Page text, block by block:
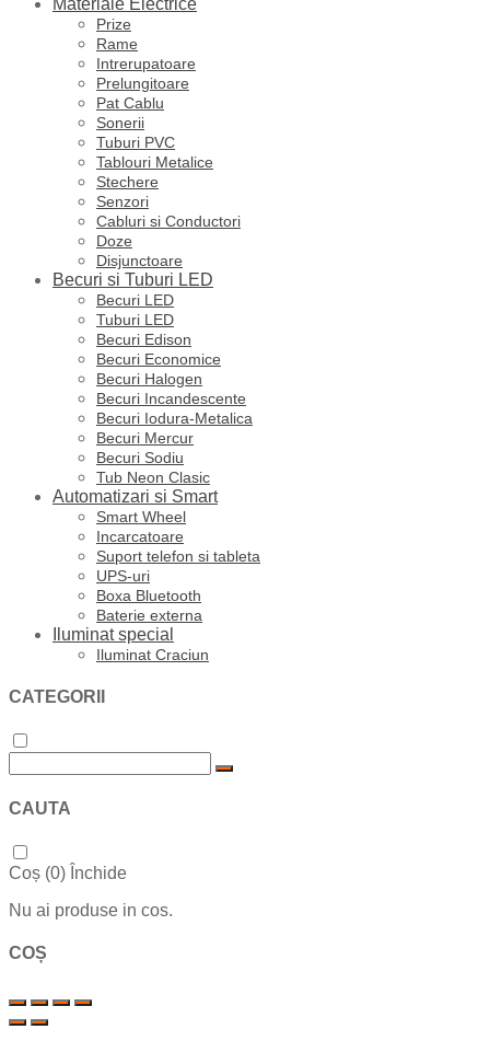
Materiale Electrice
Prize
Rame
Intrerupatoare
Prelungitoare
Pat Cablu
Sonerii
Tuburi PVC
Tablouri Metalice
Stechere
Senzori
Cabluri si Conductori
Doze
Disjunctoare
Becuri si Tuburi LED
Becuri LED
Tuburi LED
Becuri Edison
Becuri Economice
Becuri Halogen
Becuri Incandescente
Becuri Iodura-Metalica
Becuri Mercur
Becuri Sodiu
Tub Neon Clasic
Automatizari si Smart
Smart Wheel
Incarcatoare
Suport telefon si tableta
UPS-uri
Boxa Bluetooth
Baterie externa
Iluminat special
Iluminat Craciun
CATEGORII
CAUTA
Coș (0) Închide
Nu ai produse in cos.
COȘ